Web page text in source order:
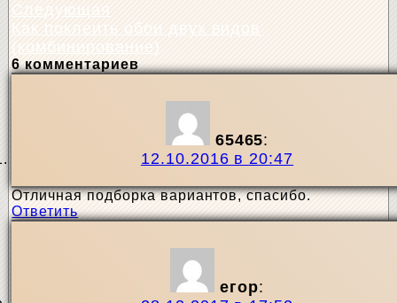
Следующая
Как поклеить обои двух видов
(комбинирование)
6 комментариев
65465:
12.10.2016 в 20:47
Отличная подборка вариантов, спасибо.
Ответить
егор: